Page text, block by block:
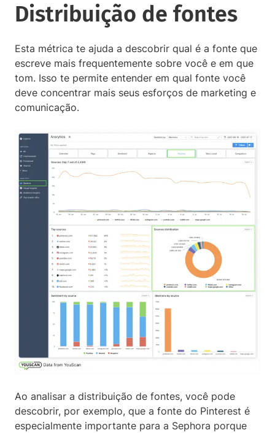
Distribuição de fontes
Esta métrica te ajuda a descobrir qual é a fonte que
escreve mais frequentemente sobre você e em que
tom. Isso te permite entender em qual fonte você
deve concentrar mais seus esforços de marketing e
comunicação.
Ao analisar a distribuição de fontes, você pode
descobrir, por exemplo, que a fonte do Pinterest é
especialmente importante para a Sephora porque